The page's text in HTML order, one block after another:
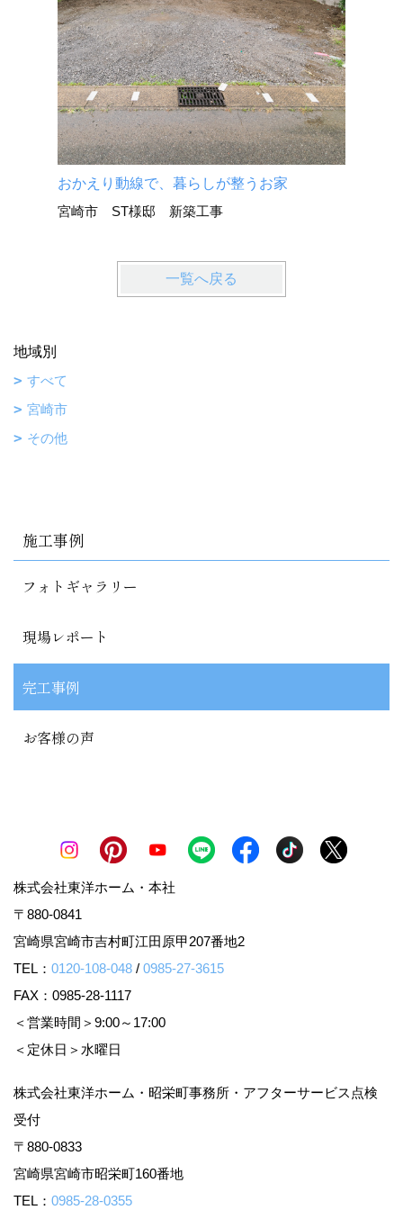
おかえり動線で、暮らしが整うお家
宮崎市 ST様邸 新築工事
一覧へ戻る
地域別
すべて
宮崎市
その他
施工事例
フォトギャラリー
現場レポート
完工事例
お客様の声
株式会社東洋ホーム・本社
〒880-0841
宮崎県宮崎市吉村町江田原甲207番地2
TEL： 0120-108-048 / 0985-27-3615
FAX：0985-28-1117
＜営業時間＞9:00～17:00
＜定休日＞水曜日
株式会社東洋ホーム・昭栄町事務所・アフターサービス点検
受付
〒880-0833
宮崎県宮崎市昭栄町160番地
TEL： 0985-28-0355